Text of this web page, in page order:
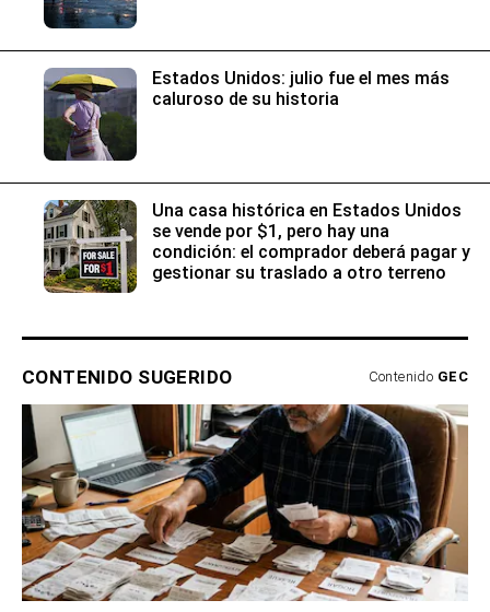
Estados Unidos: julio fue el mes más
caluroso de su historia
Una casa histórica en Estados Unidos
se vende por $1, pero hay una
condición: el comprador deberá pagar y
gestionar su traslado a otro terreno
CONTENIDO SUGERIDO Contenido GEC